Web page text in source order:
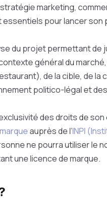
marketing,
essentiels pour lancer
du projet permettant de
général du
de la cible, de la
politico-légal et
des droits de son
auprès de l’INPI
ne pourra utiliser le
une licence de marque.